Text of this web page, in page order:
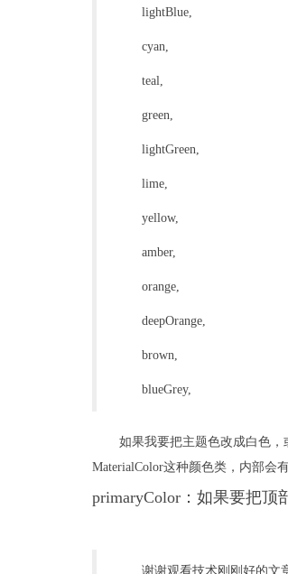
lightBlue,
cyan,
teal,
green,
lightGreen,
lime,
yellow,
amber,
orange,
deepOrange,
brown,
blueGrey,
如果我要把主题色改成白色，
MaterialColor这种颜色类，内部会
primaryColor：如果要把顶
谢谢观看技术刚刚好的文